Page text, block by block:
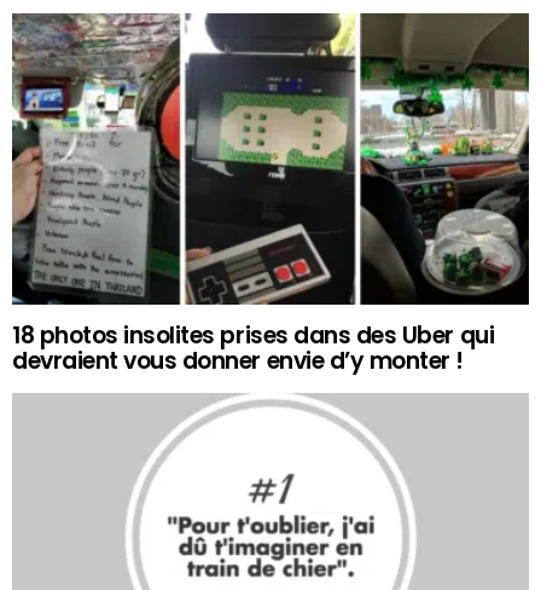
18 photos insolites prises dans des Uber qui
devraient vous donner envie d’y monter !